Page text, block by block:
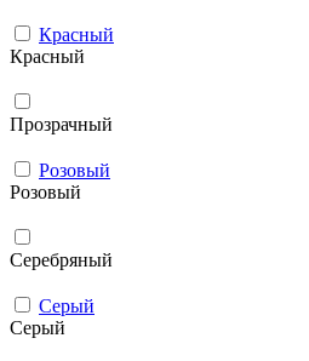
Красный
Красный
Прозрачный
Розовый
Розовый
Серебряный
Серый
Серый